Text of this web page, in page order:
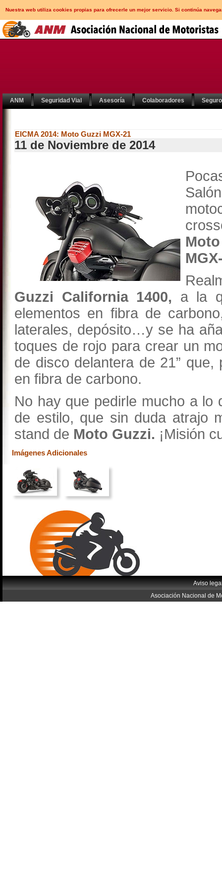
Nuestra web utiliza cookies propias para ofrecerle un mejor servicio. Si continúa
ANM Seguridad Vial Asesoría Colaboradores
EICMA 2014: Moto Guzzi MGX-21
11 de Noviembre de 2014
Guzzi California 1400, a la
elementos en fibra de
laterales, depósito…y se ha
toques de rojo para crear un
de disco delantera de 21”
en fibra de carbono.
No hay que pedirle mucho a lo
de estilo, que sin duda atrajo
stand de Moto Guzzi. ¡Misión
Imágenes Adicionales
Aviso
Asociación Nacional de